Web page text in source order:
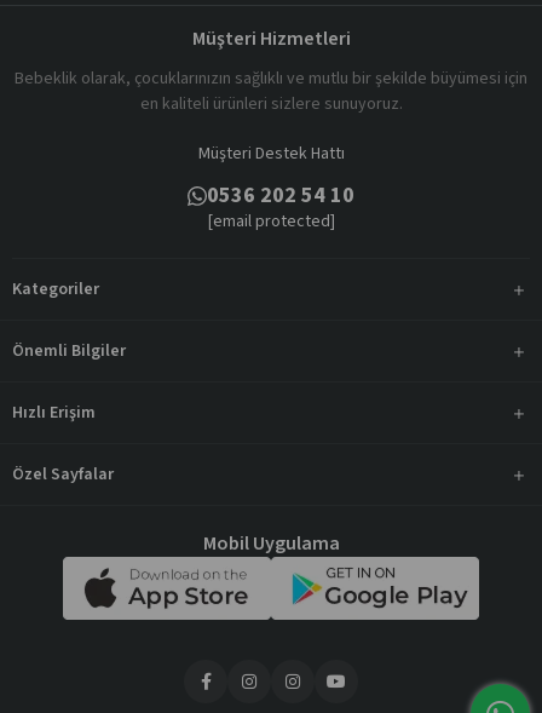
Müşteri Hizmetleri
Bebeklik olarak, çocuklarınızın sağlıklı ve mutlu bir şekilde büyümesi için
en kaliteli ürünleri sizlere sunuyoruz.
Müşteri Destek Hattı
0536 202 54 10
[email protected]
Kategoriler
Önemli Bilgiler
Hızlı Erişim
Özel Sayfalar
Mobil Uygulama